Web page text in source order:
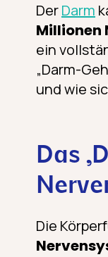
DerDarm
Millionen
ein
„Darm-
und wie
Das
Die